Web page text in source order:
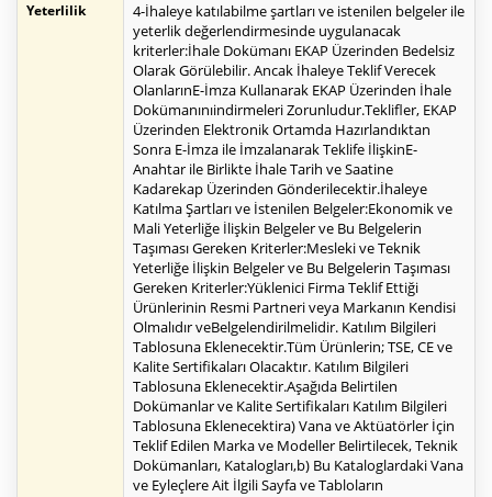
Yeterlilik
4-İhaleye katılabilme şartları ve istenilen belgeler ile
yeterlik değerlendirmesinde uygulanacak
kriterler:İhale Dokümanı EKAP Üzerinden Bedelsiz
Olarak Görülebilir. Ancak İhaleye Teklif Verecek
OlanlarınE-İmza Kullanarak EKAP Üzerinden İhale
Dokümanınıindirmeleri Zorunludur.Teklifler, EKAP
Üzerinden Elektronik Ortamda Hazırlandıktan
Sonra E-İmza ile İmzalanarak Teklife İlişkinE-
Anahtar ile Birlikte İhale Tarih ve Saatine
Kadarekap Üzerinden Gönderilecektir.İhaleye
Katılma Şartları ve İstenilen Belgeler:Ekonomik ve
Mali Yeterliğe İlişkin Belgeler ve Bu Belgelerin
Taşıması Gereken Kriterler:Mesleki ve Teknik
Yeterliğe İlişkin Belgeler ve Bu Belgelerin Taşıması
Gereken Kriterler:Yüklenici Firma Teklif Ettiği
Ürünlerinin Resmi Partneri veya Markanın Kendisi
Olmalıdır veBelgelendirilmelidir. Katılım Bilgileri
Tablosuna Eklenecektir.Tüm Ürünlerin; TSE, CE ve
Kalite Sertifikaları Olacaktır. Katılım Bilgileri
Tablosuna Eklenecektir.Aşağıda Belirtilen
Dokümanlar ve Kalite Sertifikaları Katılım Bilgileri
Tablosuna Eklenecektira) Vana ve Aktüatörler İçin
Teklif Edilen Marka ve Modeller Belirtilecek, Teknik
Dokümanları, Katalogları,b) Bu Kataloglardaki Vana
ve Eyleçlere Ait İlgili Sayfa ve Tabloların